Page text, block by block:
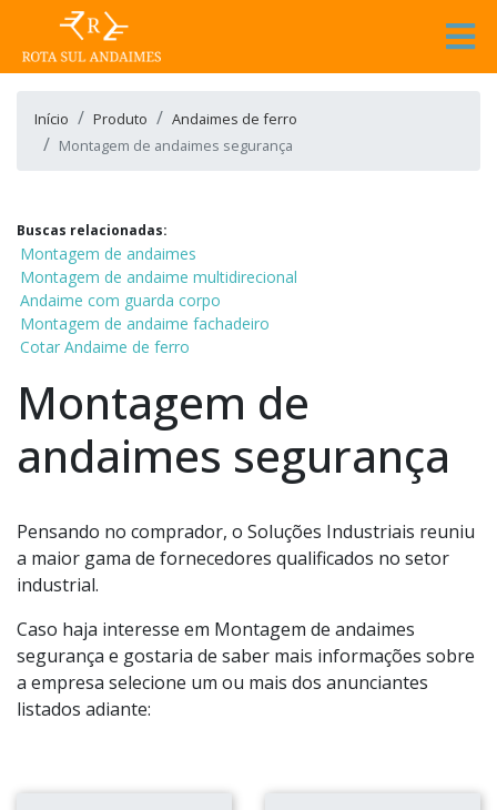
Início Produto
Andaimes de ferro
Montagem de andaimes segurança
Buscas relacionadas:
Montagem de andaimes
Montagem de andaime multidirecional
Andaime com guarda corpo
Montagem de andaime fachadeiro
Cotar Andaime de ferro
Montagem de
andaimes segurança
Pensando no comprador, o Soluções Industriais reuniu
a maior gama de fornecedores qualificados no setor
industrial.
Caso haja interesse em Montagem de andaimes
segurança e gostaria de saber mais informações sobre
a empresa selecione um ou mais dos anunciantes
listados adiante: